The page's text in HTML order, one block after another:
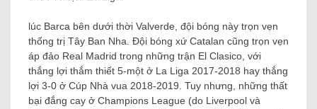
lúc Barca bên dưới thời Valverde, đội bóng này trọn vẹn
thống trị Tây Ban Nha. Đội bóng xứ Catalan cũng trọn vẹn
áp đảo Real Madrid trong những trận El Clasico, với
thắng lợi thắm thiết 5-một ở La Liga 2017-2018 hay thắng
lợi 3-0 ở Cúp Nhà vua 2018-2019. Tuy nhưng, những thất
bại đắng cay ở Champions League (do Liverpool và